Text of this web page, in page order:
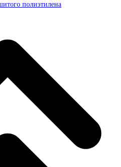
полиэтилена